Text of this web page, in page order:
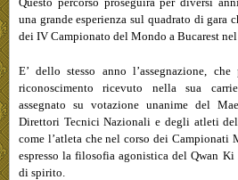
una grande esperienza sul quadrato di gara
dei IV Campionato del Mondo a Bucarest nel
E’ dello stesso anno l’assegnazione,
riconoscimento ricevuto nella sua
assegnato su votazione unanime del
Direttori Tecnici Nazionali e degli atleti
come l’atleta che nel corso dei Campionati
espresso la filosofia agonistica del Qwan Ki
di spirito.